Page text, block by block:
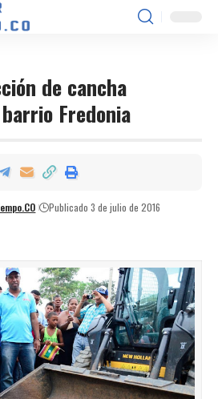
de cancha
Fredonia
Publicado 3 de julio de 2016